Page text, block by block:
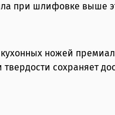
при шлифовке выше
ножей
сохраняет